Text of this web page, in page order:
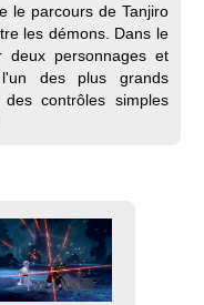
le parcours de Tanjiro
les démons. Dans le
deux personnages et
des plus grands
contrôles simples